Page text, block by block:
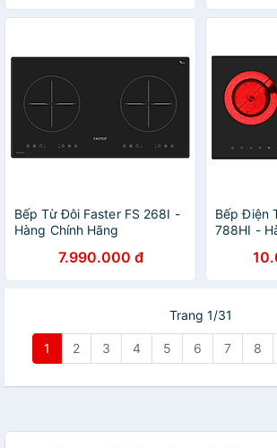
Bếp Từ Đôi Faster FS 268I -
Hàng Chính Hãng
7.990.000 đ
Bếp Điện
788HI -
Trang 1/31
1 2 3 4 5 6 7 8